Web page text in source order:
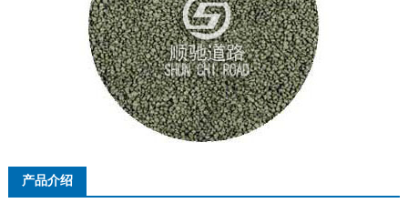
产品介绍